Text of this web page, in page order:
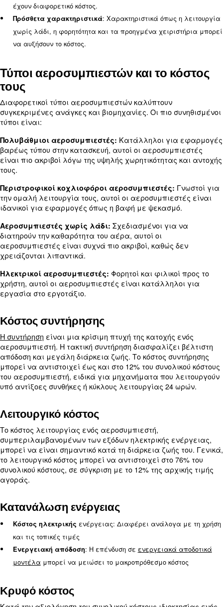
Διάφοροι παράγοντες επηρεάζουν το κόστος
αεροσυμπιεστή, όπως:
Μέγεθος και χωρητικότητα
υψηλότερο κόστος.
Προοριζόμενη χρήση
συνήθως λιγότερο ακριβοί από τους εμπορικούς.
Τύπος αεροσυμπιεστή
έχουν διαφορετικό κόστος.
Πρόσθετα χαρακτηριστικά: Χαρακτηριστικά όπως
χωρίς λάδι, η φορητότητα και τα προηγμένα
να αυξήσουν το κόστος.
Τύποι αεροσυμπιεστών και το
τους
Διαφορετικοί τύποι αεροσυμπιεστών καλύπτουν
συγκεκριμένες ανάγκες και βιομηχανίες. Οι πιο
τύποι είναι:
βαρέως τύπου στην κατασκευή, αυτοί οι
είναι πιο ακριβοί λόγω της υψηλής
τους.
Περιστροφικοί κοχλιοφόροι αεροσυμπιεστές:
την ομαλή λειτουργία τους, αυτοί οι
ιδανικοί για εφαρμογές όπως η βαφή με
Αεροσυμπιεστές χωρίς λάδι:
διατηρούν την καθαρότητα του αέρα, αυτοί οι
αεροσυμπιεστές είναι συχνά πιο ακριβοί, καθώς
χρειάζονται λιπαντικά.
Ηλεκτρικοί αεροσυμπιεστές:
Φορητοί και
εργασία στο εργοτάξιο.
Κόστος συντήρησης
Η συντήρηση είναι μια κρίσιμη πτυχή της κατοχής
αεροσυμπιεστή. Η τακτική συντήρηση
μπορεί να αντιστοιχεί έως και στο 12% του